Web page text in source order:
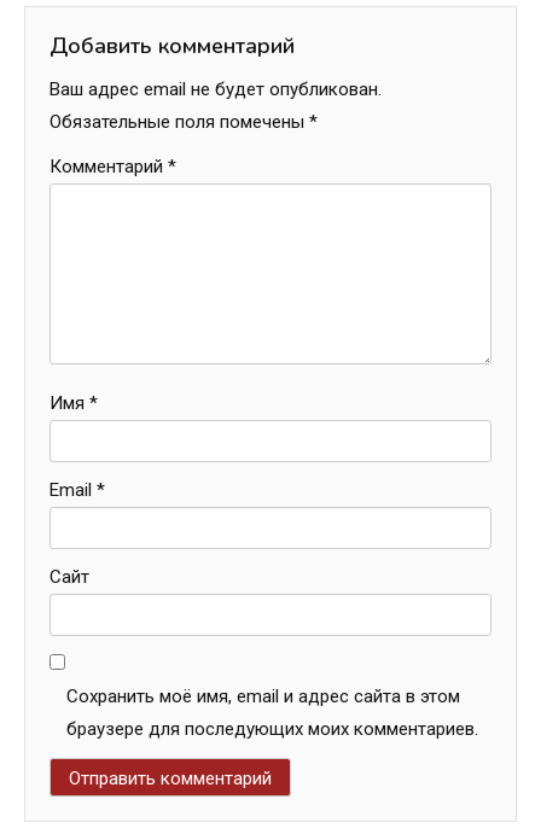
Добавить комментарий
Ваш адрес email не будет опубликован.
Обязательные поля помечены *
Комментарий *
Имя *
Email *
Сайт
Сохранить моё имя, email и адрес сайта в этом
браузере для последующих моих комментариев.